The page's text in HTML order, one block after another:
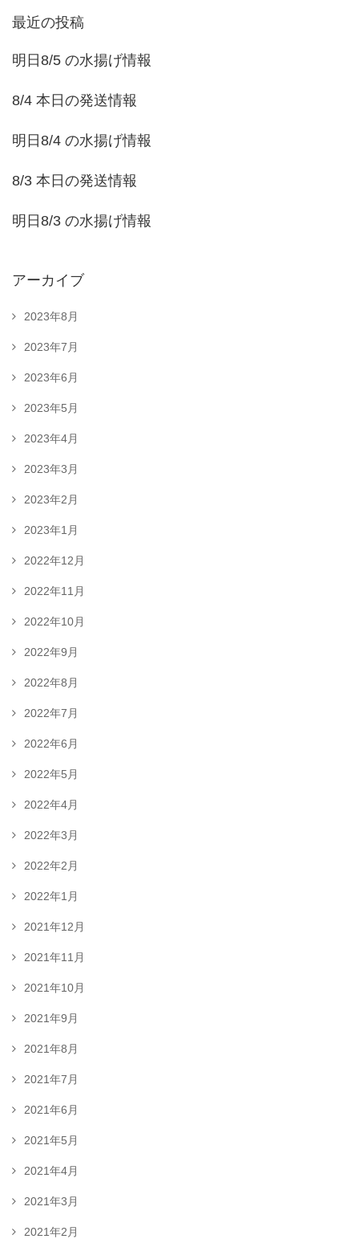
最近の投稿
明日8/5 の水揚げ情報
8/4 本日の発送情報
明日8/4 の水揚げ情報
8/3 本日の発送情報
明日8/3 の水揚げ情報
アーカイブ
2023年8月
2023年7月
2023年6月
2023年5月
2023年4月
2023年3月
2023年2月
2023年1月
2022年12月
2022年11月
2022年10月
2022年9月
2022年8月
2022年7月
2022年6月
2022年5月
2022年4月
2022年3月
2022年2月
2022年1月
2021年12月
2021年11月
2021年10月
2021年9月
2021年8月
2021年7月
2021年6月
2021年5月
2021年4月
2021年3月
2021年2月